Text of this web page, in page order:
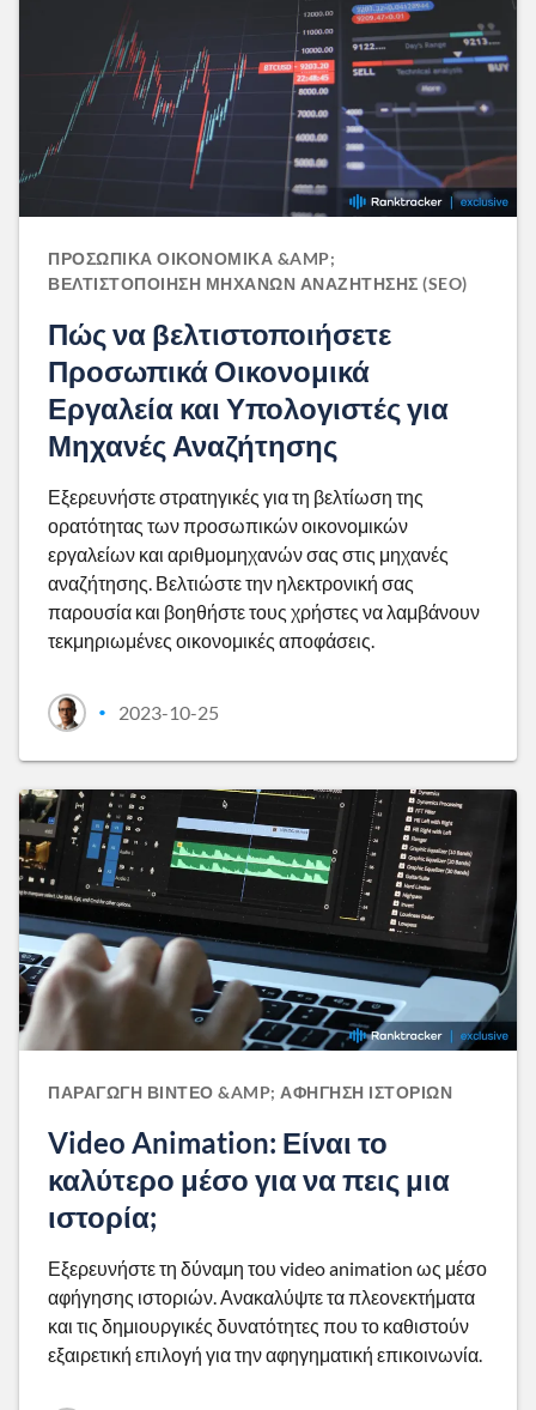
ΠΡΟΣΩΠΙΚΆ ΟΙΚΟΝΟΜΙΚΆ &AMP;
ΒΕΛΤΙΣΤΟΠΟΊΗΣΗ ΜΗΧΑΝΏΝ ΑΝΑΖΉΤΗΣΗΣ (SEO)
Πώς να βελτιστοποιήσετε
Προσωπικά Οικονομικά
Εργαλεία και Υπολογιστές για
Μηχανές Αναζήτησης
Εξερευνήστε στρατηγικές για τη βελτίωση της
ορατότητας των προσωπικών οικονομικών
εργαλείων και αριθμομηχανών σας στις μηχανές
αναζήτησης. Βελτιώστε την ηλεκτρονική σας
παρουσία και βοηθήστε τους χρήστες να λαμβάνουν
τεκμηριωμένες οικονομικές αποφάσεις.
• 2023-10-25
ΠΑΡΑΓΩΓΉ ΒΊΝΤΕΟ &AMP; ΑΦΉΓΗΣΗ ΙΣΤΟΡΙΏΝ
Video Animation: Είναι το
καλύτερο μέσο για να πεις μια
ιστορία;
Εξερευνήστε τη δύναμη του video animation ως μέσο
αφήγησης ιστοριών. Ανακαλύψτε τα πλεονεκτήματα
και τις δημιουργικές δυνατότητες που το καθιστούν
εξαιρετική επιλογή για την αφηγηματική επικοινωνία.